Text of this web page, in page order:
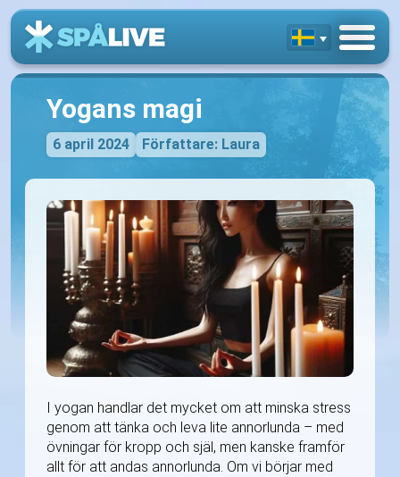
Yogans magi
6 april 2024 Författare: Laura
I yogan handlar det mycket om att minska stress
genom att tänka och leva lite annorlunda – med
övningar för kropp och själ, men kanske framför
allt för att andas annorlunda. Om vi börjar med